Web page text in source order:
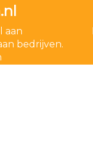
aan
bedrijven.